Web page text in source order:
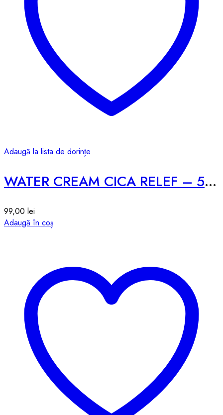
Adaugă la lista de dorințe
WATER CREAM CICA RELEF – 50g
99,00 lei
Adaugă în coș